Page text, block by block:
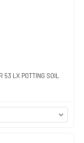
LX POTTING SOIL